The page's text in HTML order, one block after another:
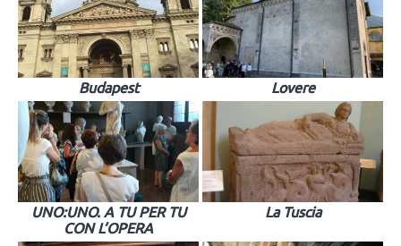
Budapest Lovere
UNO:UNO. A TU PER TU
CON L’OPERA
La Tuscia